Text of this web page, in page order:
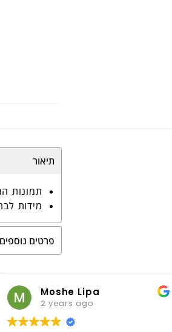
תיאור
תמונות
מידות
פרטים נוספים
Moshe Lipa
2 years ago